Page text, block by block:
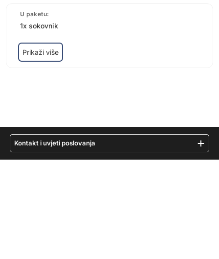
U paketu:
1x sokovnik
Prikaži više
Kontakt i uvjeti poslovanja